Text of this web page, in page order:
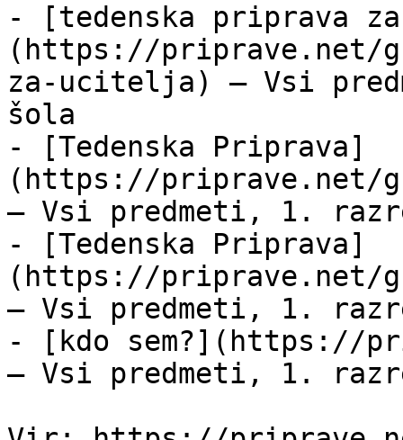
- [tedenska priprava
(https://priprave.net/
za-ucitelja) — Vsi
šola
- [Tedenska Priprava]
(https://priprave.net/
— Vsi predmeti, 1.
- [Tedenska Priprava]
(https://priprave.net/
— Vsi predmeti, 1.
- [kdo sem?](https://
— Vsi predmeti, 1.